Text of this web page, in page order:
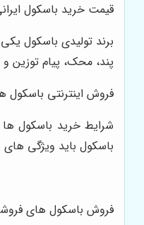
قیمت خرید باسکول
برند تولیدی باسکول
پند، محک، پیام توزین
فروش اینترنتی باسکول
شرایط خرید باسکول ها
باسکول باید ویژگی های
فروش باسکول های